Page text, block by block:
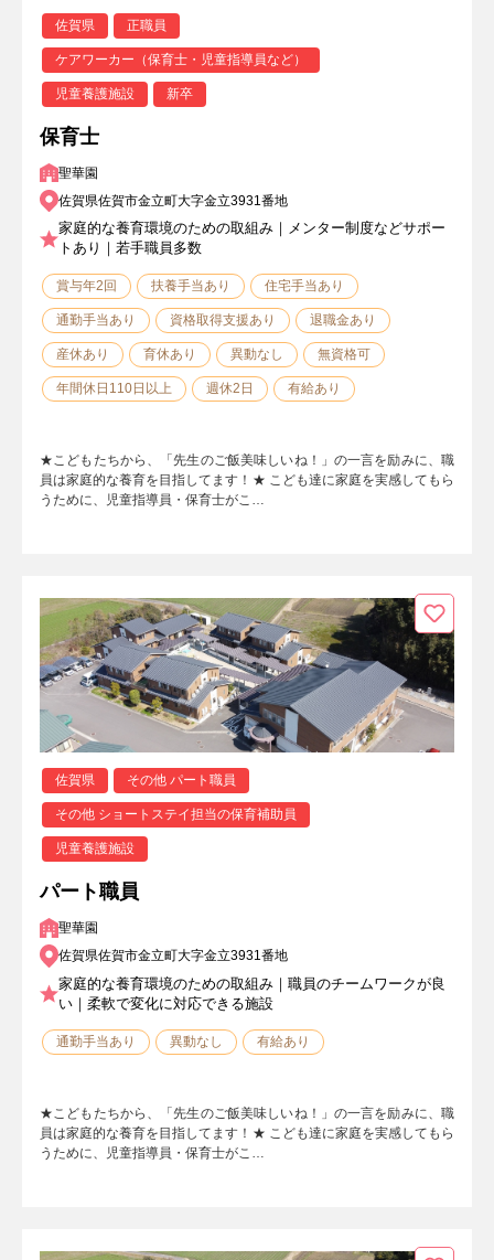
佐賀県 正職員
ケアワーカー（保育士・児童指導員など）
児童養護施設 新卒
保育士
聖華園
佐賀県佐賀市金立町大字金立3931番地
家庭的な養育環境のための取組み｜メンター制度などサポー
トあり｜若手職員多数
賞与年2回 扶養手当あり 住宅手当あり
通勤手当あり 資格取得支援あり 退職金あり
産休あり 育休あり 異動なし 無資格可
年間休日110日以上 週休2日 有給あり
★こどもたちから、「先生のご飯美味しいね！」の一言を励みに、職
員は家庭的な養育を目指してます！★ こども達に家庭を実感してもら
うために、児童指導員・保育士がこ…
佐賀県 その他 パート職員
その他 ショートステイ担当の保育補助員
児童養護施設
パート職員
聖華園
佐賀県佐賀市金立町大字金立3931番地
家庭的な養育環境のための取組み｜職員のチームワークが良
い｜柔軟で変化に対応できる施設
通勤手当あり 異動なし 有給あり
★こどもたちから、「先生のご飯美味しいね！」の一言を励みに、職
員は家庭的な養育を目指してます！★ こども達に家庭を実感してもら
うために、児童指導員・保育士がこ…